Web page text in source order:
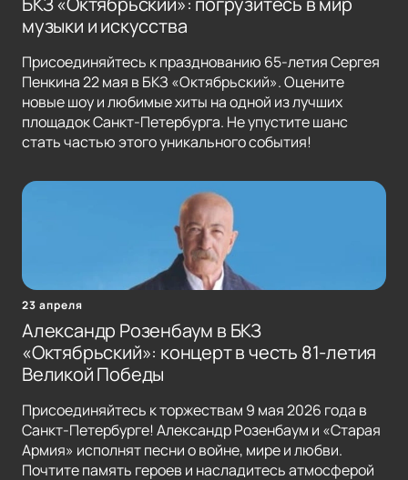
музыки и искусства
Присоединяйтесь к празднованию 65-летия Сергея
Пенкина 22 мая в БКЗ «Октябрьский». Оцените
новые шоу и любимые хиты на одной из лучших
площадок Санкт-Петербурга. Не упустите шанс
стать частью этого уникального события!
23 апреля
Александр Розенбаум в БКЗ
«Октябрьский»: концерт в честь 81-летия
Великой Победы
Присоединяйтесь к торжествам 9 мая 2026 года в
Санкт-Петербурге! Александр Розенбаум и «Старая
Армия» исполнят песни о войне, мире и любви.
Почтите память героев и насладитесь атмосферой